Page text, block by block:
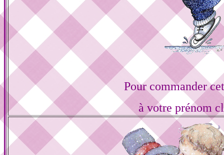
Pour commander
à votre prénom